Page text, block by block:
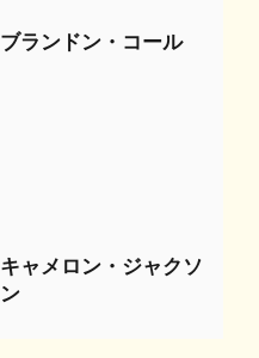
ブランドン・コール
キャメロン・ジャクソ
ン